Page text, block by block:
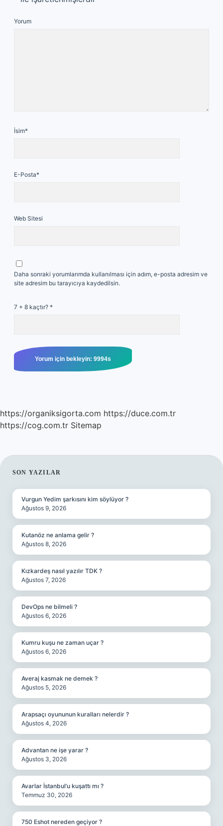
Yorum
İsim*
E-Posta*
Web Sitesi
Daha sonraki yorumlarımda kullanılması için adım, e-posta adresim ve
site adresim bu tarayıcıya kaydedilsin.
7 + 8 kaçtır? *
https://organiksigorta.com https://duce.com.tr
https://cog.com.tr Sitemap
SIDEBAR
SON YAZILAR
Vurgun Yedim şarkısını kim söylüyor ?
Ağustos 9, 2026
Kutanöz ne anlama gelir ?
Ağustos 8, 2026
Kızkardeş nasıl yazılır TDK ?
Ağustos 7, 2026
DevOps ne bilmeli ?
Ağustos 6, 2026
Kumru kuşu ne zaman uçar ?
Ağustos 6, 2026
Averaj kasmak ne demek ?
Ağustos 5, 2026
Arapsaçı oyununun kuralları nelerdir ?
Ağustos 4, 2026
Advantan ne işe yarar ?
Ağustos 3, 2026
Avarlar İstanbul’u kuşattı mı ?
Temmuz 30, 2026
750 Eshot nereden geçiyor ?